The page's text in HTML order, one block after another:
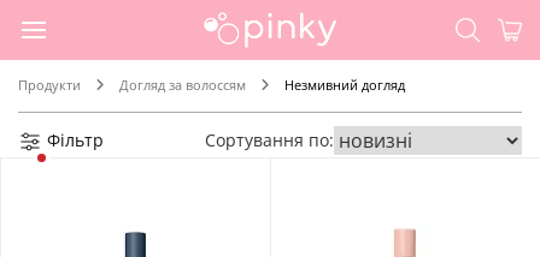
Продукти Догляд за волоссям Незмивний догляд
Фільтр Сортування по: